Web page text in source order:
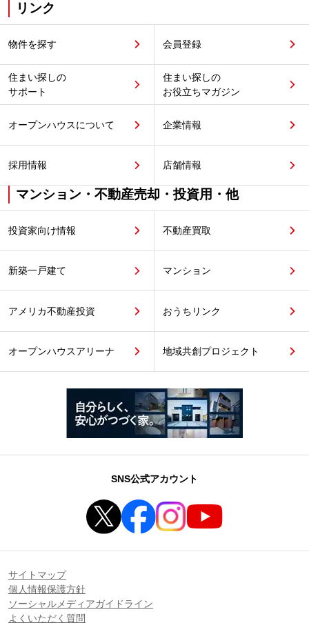
リンク
物件を探す 会員登録
住まい探しの
サポート
住まい探しの
お役立ちマガジン
オープンハウスについて 企業情報
採用情報 店舗情報
マンション・不動産売却・投資用・他
投資家向け情報 不動産買取
新築一戸建て マンション
アメリカ不動産投資 おうちリンク
オープンハウスアリーナ 地域共創プロジェクト
SNS公式アカウント
サイトマップ
個人情報保護方針
ソーシャルメディアガイドライン
よくいただく質問